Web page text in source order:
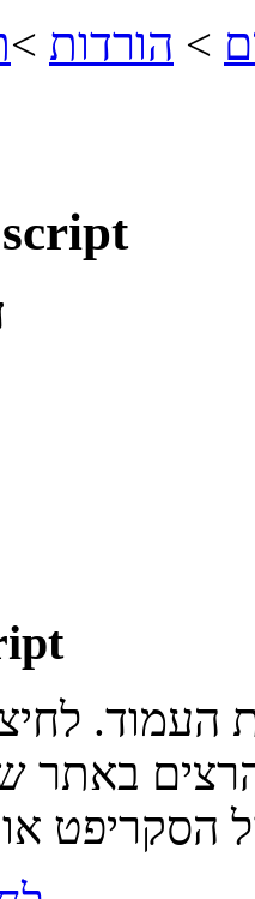
> הורדות >
באתר